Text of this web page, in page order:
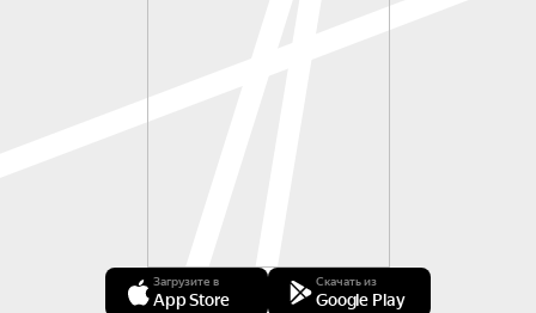
Загрузите в
App Store
Скачать из
Google Play